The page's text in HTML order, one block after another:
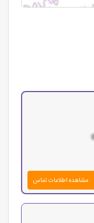
مشاهده اطلاعات تماس